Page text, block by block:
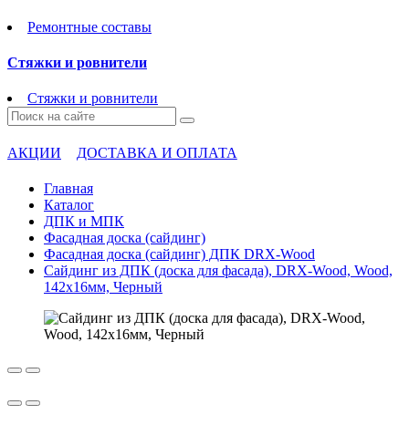
Ремонтные составы
Стяжки и ровнители
Стяжки и ровнители
АКЦИИ ДОСТАВКА И ОПЛАТА
Главная
Каталог
ДПК и МПК
Фасадная доска (сайдинг)
Фасадная доска (сайдинг) ДПК DRX-Wood
Сайдинг из ДПК (доска для фасада), DRX-Wood, Wood,
142х16мм, Черный